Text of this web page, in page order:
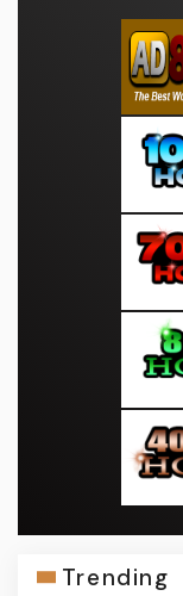
Trending